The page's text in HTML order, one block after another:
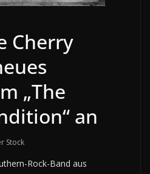
Cherry
„The
an
Stock
Rock-Band aus